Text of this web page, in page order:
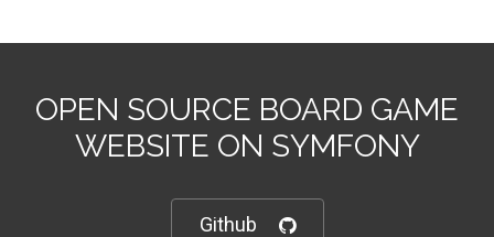
OPEN SOURCE BOARD GAME
WEBSITE ON SYMFONY
Github